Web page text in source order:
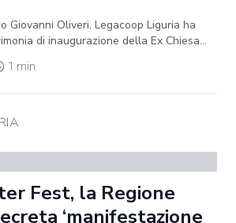
Giovanni Oliveri, Legacoop Liguria ha
di inaugurazione della Ex Chiesa...
1 min
Fest, la Regione
‘manifestazione